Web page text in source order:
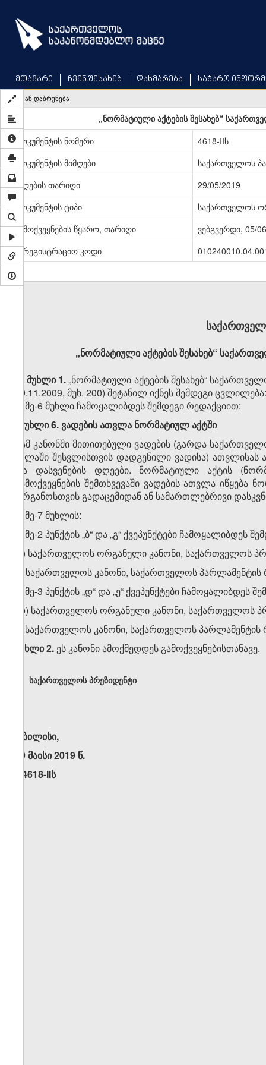
main
content
მთავარი ჩვენ შესახებ დახმარება საჯარო
უკან დაბრუნება
„ნორმატიული აქტების შესახებ“
დოკუმენტის ნომერი
4618-IIს
დოკუმენტის მიმღები
საქართველოს
მიღების თარიღი
29/05/2019
დოკუმენტის ტიპი
საქართველოს
გამოქვეყნების წყარო, თარიღი
ვებგვერდი, 05/
სარეგისტრაციო კოდი
„ნორმატიული აქტების შესახებ“
მუხლი 1.„ნორმატიული აქტების შესახებ“
09.11.2009, მუხ. 200) შეტანილ იქნეს შემდეგი ცვლილება:
1. მე-6 მუხლი ჩამოყალიბდეს შემდეგი რედაქციით:
„მუხლი 6. ვადების ათვლა ნორმატიულ აქტში
ამ კანონში მითითებული ვადების (გარდა
ძალაში შესვლისთვის დადგენილი ვადისა)
და დასვენების დღეები. ნორმატიული აქტის
გამოქვეყნების შემთხვევაში ვადების ათვლა
ორგანოსთვის გადაცემიდან ან სამართლებრივი
2. მე-7 მუხლის:
ა) მე-2 პუნქტის „ბ“ და „გ“ ქვეპუნქტები ჩამოყალიბდეს
„ბ) საქართველოს ორგანული კანონი, საქართველოს
გ) საქართველოს კანონი, საქართველოს პარლამენტის
ბ) მე-3 პუნქტის „დ“ და „ე“ ქვეპუნქტები ჩამოყალიბდეს
„დ) საქართველოს ორგანული კანონი, საქართველოს
ე) საქართველოს კანონი, საქართველოს პარლამენტის
მუხლი 2. ეს კანონი ამოქმედდეს გამოქვეყნებისთანავე.
საქართველოს პრეზიდენტი
თბილისი,
29 მაისი 2019 წ.
N4618-IIს